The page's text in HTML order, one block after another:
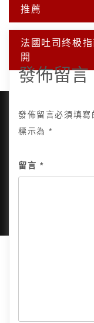
章
導
覽
推薦
法國吐司终极
開
發佈留言
發佈留言必須填寫
標示為*
留言 *